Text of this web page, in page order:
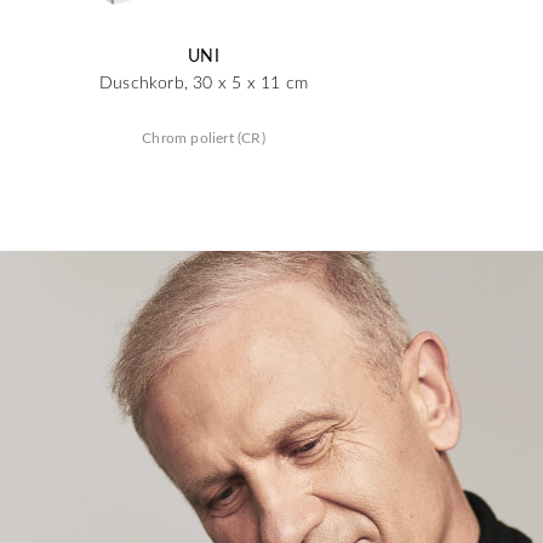
UNI
Duschkorb, 30 x 5 x 11 cm
Chrom poliert (CR)